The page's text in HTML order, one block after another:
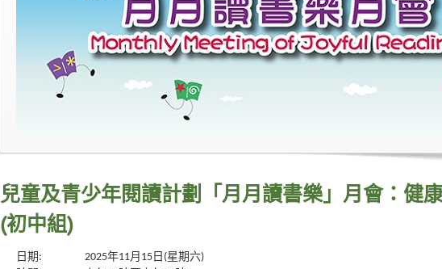
兒童及青少年閱讀計劃「月月讀書樂」月會：健
(初中組)
日期:
2025年11月15日(星期六)